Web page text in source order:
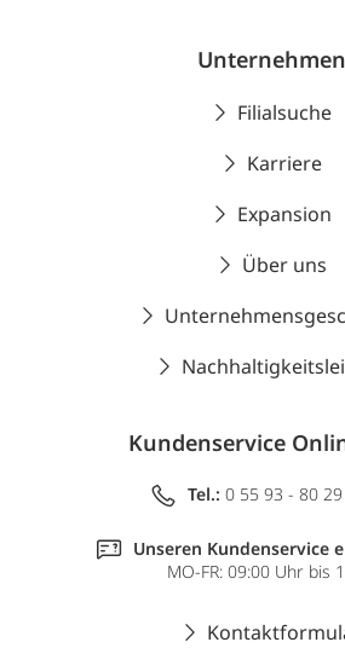
Unternehmen
Filialsuche
Karriere
Expansion
Über uns
Kundenservice
Tel.: 0 55 93 - 80
Unseren Kundenservice
MO-FR: 09:00 Uhr bis